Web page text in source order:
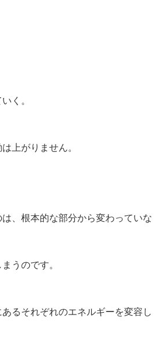
く。
上がりません。
、根本的な部分から変わっていな
うのです。
るそれぞれのエネルギーを変容し